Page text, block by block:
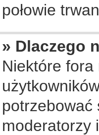
połowie
» Dlaczego
Niektóre
potrzebować
moderatorzy